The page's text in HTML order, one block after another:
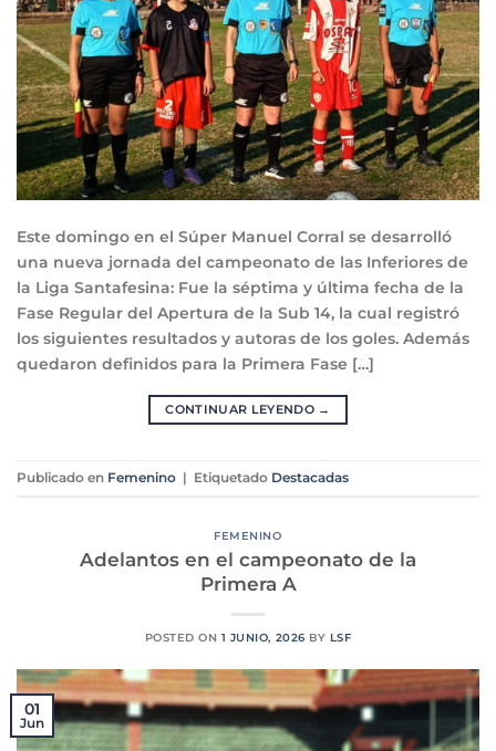
Este domingo en el Súper Manuel Corral se desarrolló
una nueva jornada del campeonato de las Inferiores de
la Liga Santafesina: Fue la séptima y última fecha de la
Fase Regular del Apertura de la Sub 14, la cual registró
los siguientes resultados y autoras de los goles. Además
quedaron definidos para la Primera Fase […]
CONTINUAR LEYENDO →
Publicado en Femenino Etiquetado Destacadas
FEMENINO
Adelantos en el campeonato de la
Primera A
POSTED ON 1 JUNIO, 2026 BY LSF
01
Jun